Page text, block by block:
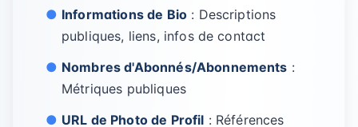
Informations de Bio : Descriptions
publiques, liens, infos de contact
Nombres d'Abonnés/Abonnements :
Métriques publiques
URL de Photo de Profil : Références